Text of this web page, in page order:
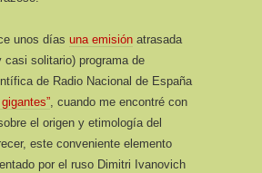
unos días una emisión atrasada
casi solitario) programa de
de Radio Nacional de España
, cuando me encontré con
el origen y etimología del
este conveniente elemento
por el ruso Dimitri Ivanovich